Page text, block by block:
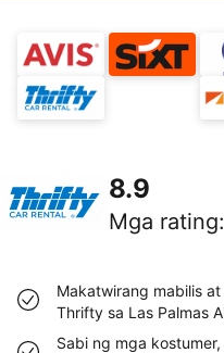
8.9
Mga rating:
Makatwirang mabilis
Thrifty sa Las Palmas
Sabi ng mga